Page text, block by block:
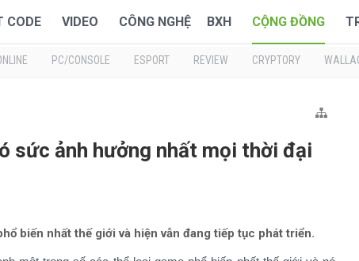
CODE VIDEO CÔNG NGHỆ BXH CỘNG ĐỒNG
PC/CONSOLE ESPORT REVIEW CRYPTORY
sức ảnh hưởng nhất mọi thời đại
biến nhất thế giới và hiện vẫn đang tiếp tục phát triển.